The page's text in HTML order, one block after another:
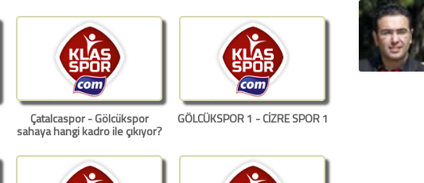
Çatalcaspor - Gölcükspor
sahaya hangi kadro ile çıkıyor?
GÖLCÜKSPOR 1 - CİZRE SPOR 1